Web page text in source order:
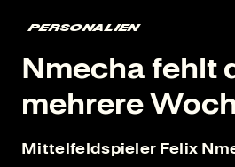
PERSONALIEN
Nmecha fehlt
mehrere
Mittelfeldspieler Felix